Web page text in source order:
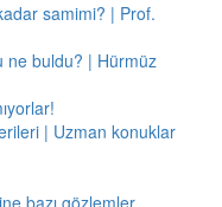
samimi? | Prof.
ne buldu? | Hürmüz
| Uzman konuklar
bazı gözlemler